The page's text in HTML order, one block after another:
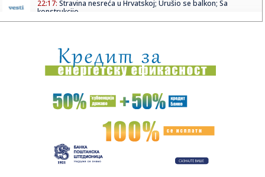
22:17: Stravina nesreća u Hrvatskoj; Urušio se balkon; Sa
konstrukcijo...
22:13:Radnički proradio pred praznim tribinama – Zemun upisao
treći...
22:13:Ultimatumi za SAD!
Najsporiji koncert na svetu: Notu po notu sve do 2640.
22:04:Lokalna vlast opet čisti deponije za slikanje, najavljuju i